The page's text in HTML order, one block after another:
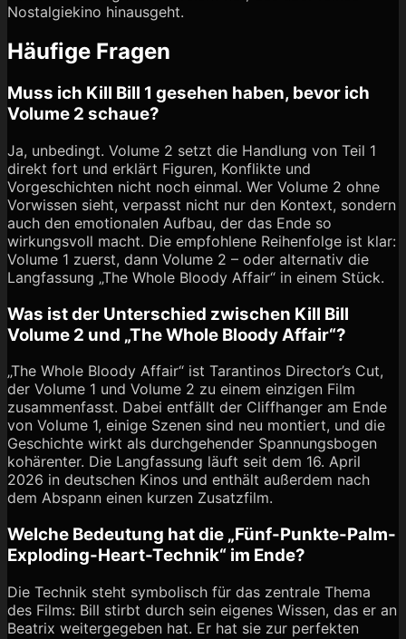
Nostalgiekino hinausgeht.
Häufige Fragen
Muss ich Kill Bill 1 gesehen haben, bevor ich
Volume 2 schaue?
Ja, unbedingt. Volume 2 setzt die Handlung von Teil 1
direkt fort und erklärt Figuren, Konflikte und
Vorgeschichten nicht noch einmal. Wer Volume 2 ohne
Vorwissen sieht, verpasst nicht nur den Kontext, sondern
auch den emotionalen Aufbau, der das Ende so
wirkungsvoll macht. Die empfohlene Reihenfolge ist klar:
Volume 1 zuerst, dann Volume 2 – oder alternativ die
Langfassung „The Whole Bloody Affair“ in einem Stück.
Was ist der Unterschied zwischen Kill Bill
Volume 2 und „The Whole Bloody Affair“?
„The Whole Bloody Affair“ ist Tarantinos Director’s Cut,
der Volume 1 und Volume 2 zu einem einzigen Film
zusammenfasst. Dabei entfällt der Cliffhanger am Ende
von Volume 1, einige Szenen sind neu montiert, und die
Geschichte wirkt als durchgehender Spannungsbogen
kohärenter. Die Langfassung läuft seit dem 16. April
2026 in deutschen Kinos und enthält außerdem nach
dem Abspann einen kurzen Zusatzfilm.
Welche Bedeutung hat die „Fünf-Punkte-Palm-
Exploding-Heart-Technik“ im Ende?
Die Technik steht symbolisch für das zentrale Thema
des Films: Bill stirbt durch sein eigenes Wissen, das er an
Beatrix weitergegeben hat. Er hat sie zur perfekten